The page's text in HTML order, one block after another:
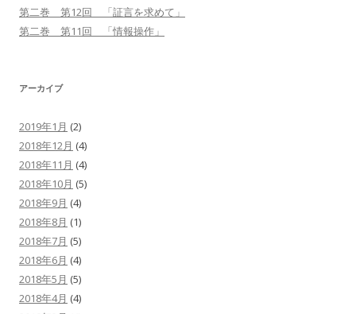
第二巻 第12回 「証言を求めて」
第二巻 第11回 「情報操作」
アーカイブ
2019年1月 (2)
2018年12月 (4)
2018年11月 (4)
2018年10月 (5)
2018年9月 (4)
2018年8月 (1)
2018年7月 (5)
2018年6月 (4)
2018年5月 (5)
2018年4月 (4)